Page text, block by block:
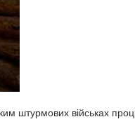
штурмових військах